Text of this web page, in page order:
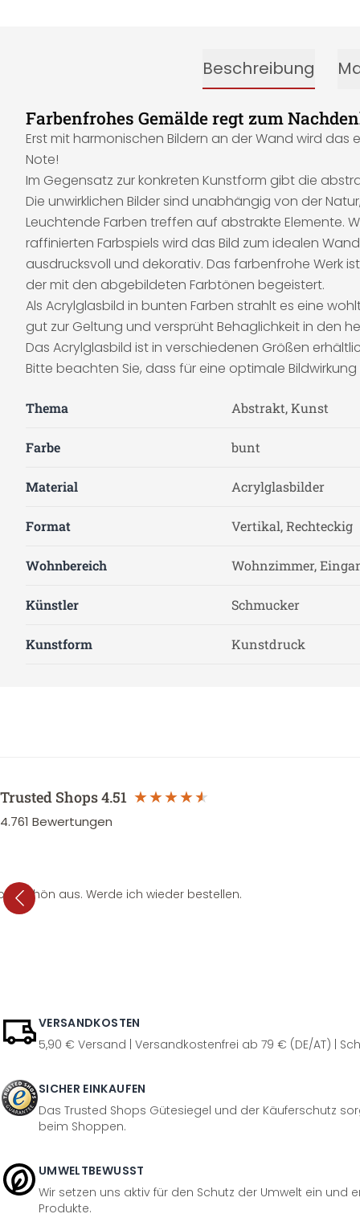
Beschreibung
Farbenfrohes Gemälde regt zum
Erst mit harmonischen Bildern an der Wand wird
Note!
Im Gegensatz zur konkreten Kunstform gibt die
Die unwirklichen Bilder sind unabhängig von der
Leuchtende Farben treffen auf abstrakte Elemente.
raffinierten Farbspiels wird das Bild zum idealen
ausdrucksvoll und dekorativ. Das farbenfrohe Werk
der mit den abgebildeten Farbtönen begeistert.
Als Acrylglasbild in bunten Farben strahlt es eine
gut zur Geltung und versprüht Behaglichkeit in den
Das Acrylglasbild ist in verschiedenen Größen
Bitte beachten Sie, dass für eine optimale
Thema Abstrakt, Kunst
Farbe bunt
Material Acrylglasbilder
Format Vertikal, Rechteckig
Wohnbereich Wohnzimmer,
Künstler Schmucker
Kunstform Kunstdruck
Trusted Shops4.51
4.761 Bewertungen
schön aus. Werde ich wieder bestellen.
VERSANDKOSTEN
5,90 € Versand | Versandkostenfrei ab 79 € (DE/AT) |
SICHER EINKAUFEN
Das Trusted Shops Gütesiegel und der Käuferschutz
beim Shoppen.
UMWELTBEWUSST
Wir setzen uns aktiv für den Schutz der Umwelt ein und
Produkte.